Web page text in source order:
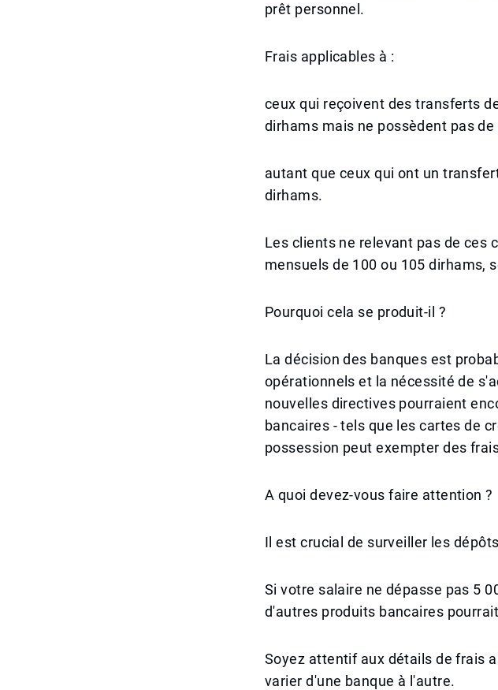
prêt personnel.
Frais applicables à :
ceux qui reçoivent des transferts
dirhams mais ne possèdent pas
autant que ceux qui ont un
dirhams.
Les clients ne relevant pas de ces
mensuels de 100 ou 105 dirhams,
Pourquoi cela se produit-il ?
La décision des banques est
opérationnels et la nécessité de
nouvelles directives pourraient
bancaires - tels que les cartes de
possession peut exempter des
A quoi devez-vous faire attention ?
Il est crucial de surveiller les
Si votre salaire ne dépasse pas 5
d'autres produits bancaires
Soyez attentif aux détails de frais
varier d'une banque à l'autre.